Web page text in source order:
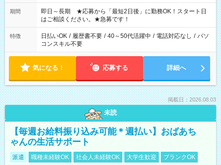
その他にも勤務時間多数！ 日勤のみ、残業なし、交替制など
ご希望を教えてください！
期間
即日～長期 ★応募から「最短2日後」に勤務OK！スタート日
はご相談ください。★急募です！
特徴 日払いOK / 履歴書不要 / 40～50代活躍中 / 電話対応なし / パソ
コンスキル不要
気になる！ 応募する 詳細へ
掲載日：2026.08.03
未読
【毎週お給料振り込み可能＊週払い】おばあち
ゃんの生活サポート
派遣 職種未経験OK 社会人未経験OK 大学生歓迎 ブランクOK